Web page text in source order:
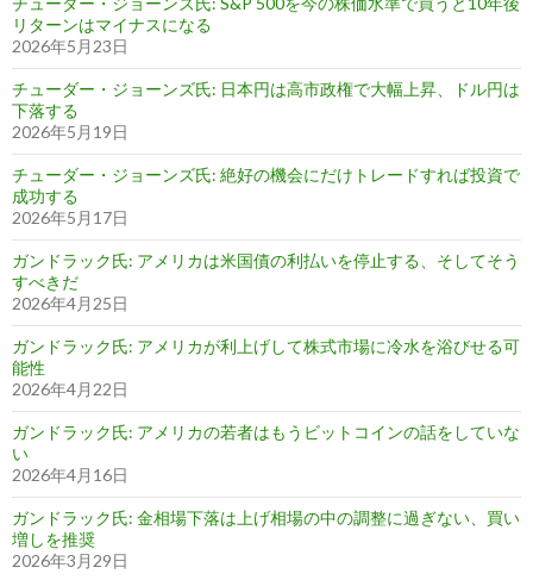
リターンはマイナスになる
2026年5月23日
チューダー・ジョーンズ氏: 日本円は高市政権で大幅上昇、ドル円は
下落する
2026年5月19日
チューダー・ジョーンズ氏: 絶好の機会にだけトレードすれば投資で
成功する
2026年5月17日
ガンドラック氏: アメリカは米国債の利払いを停止する、そしてそう
すべきだ
2026年4月25日
ガンドラック氏: アメリカが利上げして株式市場に冷水を浴びせる可
能性
2026年4月22日
ガンドラック氏: アメリカの若者はもうビットコインの話をしていな
い
2026年4月16日
ガンドラック氏: 金相場下落は上げ相場の中の調整に過ぎない、買い
増しを推奨
2026年3月29日